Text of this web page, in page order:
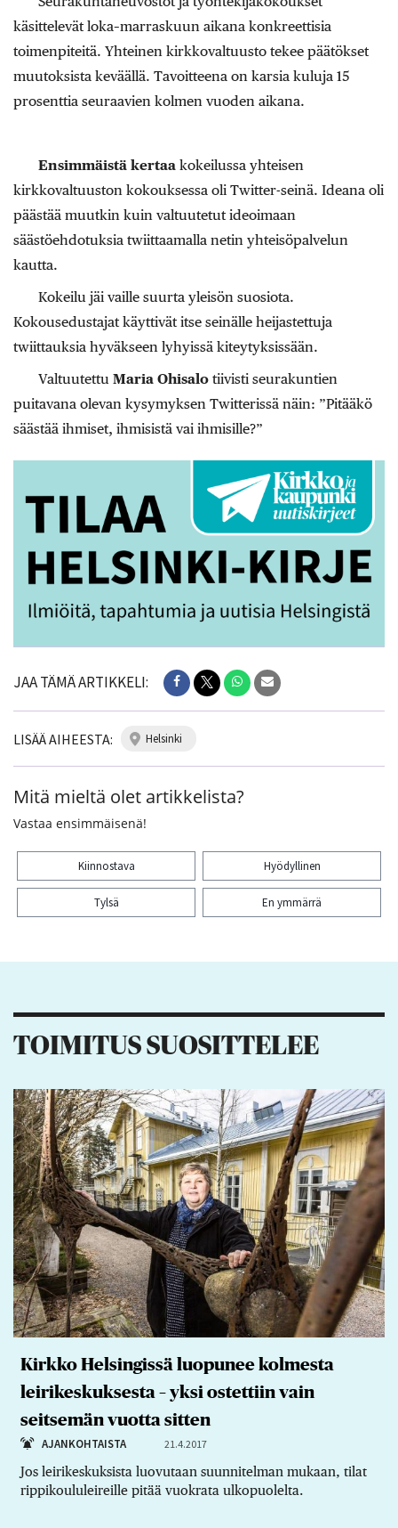
käsittelevät loka–marraskuun aikana konkreettisia
toimenpiteitä. Yhteinen kirkkovaltuusto tekee päätökset
muutoksista keväällä. Tavoitteena on karsia kuluja 15
prosenttia seuraavien kolmen vuoden aikana.
Ensimmäistä kertaa kokeilussa yhteisen
kirkkovaltuuston kokouksessa oli Twitter-seinä. Ideana oli
päästää muutkin kuin valtuutetut ideoimaan
säästöehdotuksia twiittaamalla netin yhteisöpalvelun
kautta.
Kokeilu jäi vaille suurta yleisön suosiota.
Kokousedustajat käyttivät itse seinälle heijastettuja
twiittauksia hyväkseen lyhyissä kiteytyksissään.
Valtuutettu Maria Ohisalo tiivisti seurakuntien
puitavana olevan kysymyksen Twitterissä näin: ”Pitääkö
säästää ihmiset, ihmisistä vai ihmisille?”
JAA TÄMÄ ARTIKKELI:
LISÄÄ AIHEESTA: helsinki
Mitä mieltä olet artikkelista?
Vastaa ensimmäisenä!
Kiinnostava Hyödyllinen
Tylsä En ymmärrä
TOIMITUS SUOSITTELEE
Kirkko Helsingissä luopunee kolmesta
leirikeskuksesta – yksi ostettiin vain
seitsemän vuotta sitten
AJANKOHTAISTA 21.4.2017
Jos leirikeskuksista luovutaan suunnitelman mukaan, tilat
rippikoululeireille pitää vuokrata ulkopuolelta.